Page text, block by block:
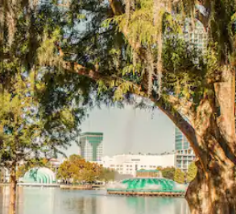
画面をタッチまたはスワイプして検索結果